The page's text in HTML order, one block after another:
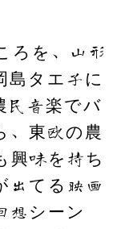
ろを、山形
島タエ子に
民音楽でバ
、東欧の農
興味を持ち
出てる映画
想シーン